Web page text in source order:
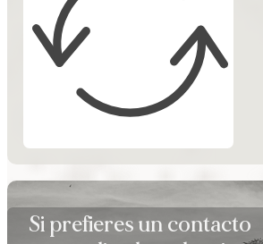
Si prefieres un contacto